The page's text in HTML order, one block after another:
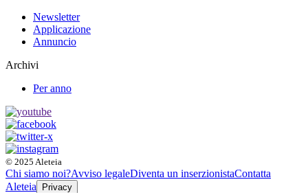
Newsletter
Applicazione
Annuncio
Archivi
Per anno
© 2025 Aleteia
Chi siamo noi?Avviso legaleDiventa un inserzionistaContatta
Aleteia
Privacy